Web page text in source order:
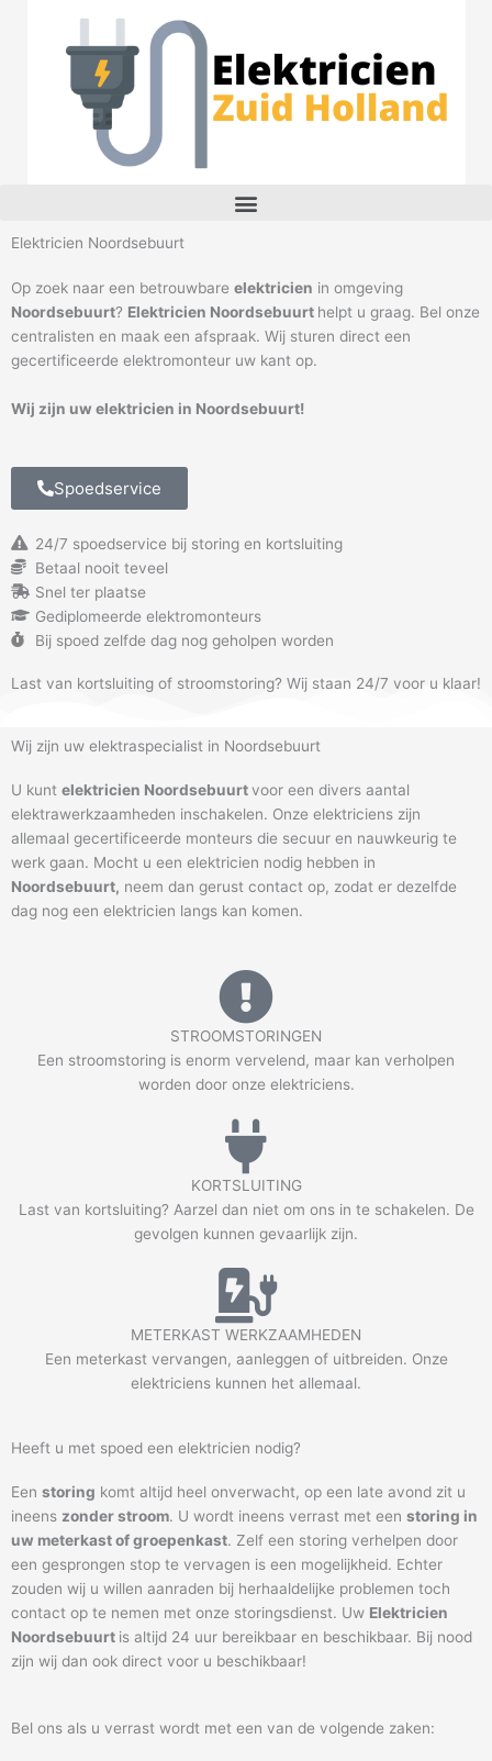
M
e
Elektricien Noordsebuurt
Op zoek naar een betrouwbare elektricien in omgeving
Noordsebuurt? Elektricien Noordsebuurt helpt u graag. Bel onze
centralisten en maak een afspraak. Wij sturen direct een
gecertificeerde elektromonteur uw kant op.
Wij zijn uw elektricien in Noordsebuurt!
Spoedservice
24/7 spoedservice bij storing en kortsluiting
Betaal nooit teveel
Snel ter plaatse
Gediplomeerde elektromonteurs
Bij spoed zelfde dag nog geholpen worden
Last van kortsluiting of stroomstoring? Wij staan 24/7 voor u klaar!
Wij zijn uw elektraspecialist in Noordsebuurt
U kunt elektricien Noordsebuurtvoor een divers aantal
elektrawerkzaamheden inschakelen. Onze elektriciens zijn
allemaal gecertificeerde monteurs die secuur en nauwkeurig te
werk gaan. Mocht u een elektricien nodig hebben in
Noordsebuurt, neem dan gerust contact op, zodat er dezelfde
dag nog een elektricien langs kan komen.
STROOMSTORINGEN
Een stroomstoring is enorm vervelend, maar kan verholpen
worden door onze elektriciens.
KORTSLUITING
Last van kortsluiting? Aarzel dan niet om ons in te schakelen. De
gevolgen kunnen gevaarlijk zijn.
METERKAST WERKZAAMHEDEN
Een meterkast vervangen, aanleggen of uitbreiden. Onze
elektriciens kunnen het allemaal.
Heeft u met spoed een elektricien nodig?
Een storing komt altijd heel onverwacht, op een late avond zit u
ineens zonder stroom. U wordt ineens verrast met een storing in
uw meterkast of groepenkast. Zelf een storing verhelpen door
een gesprongen stop te vervagen is een mogelijkheid. Echter
zouden wij u willen aanraden bij herhaaldelijke problemen toch
contact op te nemen met onze storingsdienst. Uw Elektricien
Noordsebuurt is altijd 24 uur bereikbaar en beschikbaar. Bij nood
zijn wij dan ook direct voor u beschikbaar!
Bel ons als u verrast wordt met een van de volgende zaken: